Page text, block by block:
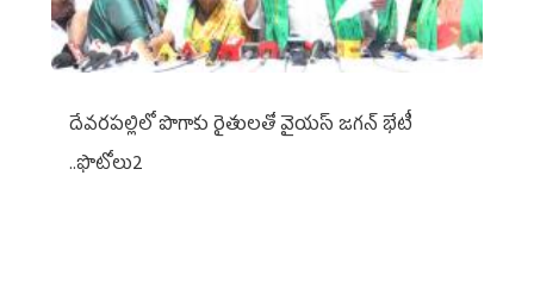
దేవరపల్లిలో పొగాకు రైతులతో వైయస్ జగన్ భేటీ
..ఫొటోలు2